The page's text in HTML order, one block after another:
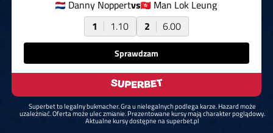
Danny Noppertvs
Man Lok Leung
1
1.10 2 6.00
Sprawdzam
Superbet to legalny bukmacher. Gra u nielegalnych podlega karze. Hazard może
uzależniać. Oferta może ulec zmianie. Prezentowane kursy mają charakter poglądowy.
Aktualne kursy dostępne na superbet.pl